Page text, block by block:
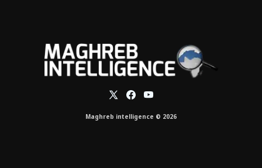
Maghreb intelligence © 2026